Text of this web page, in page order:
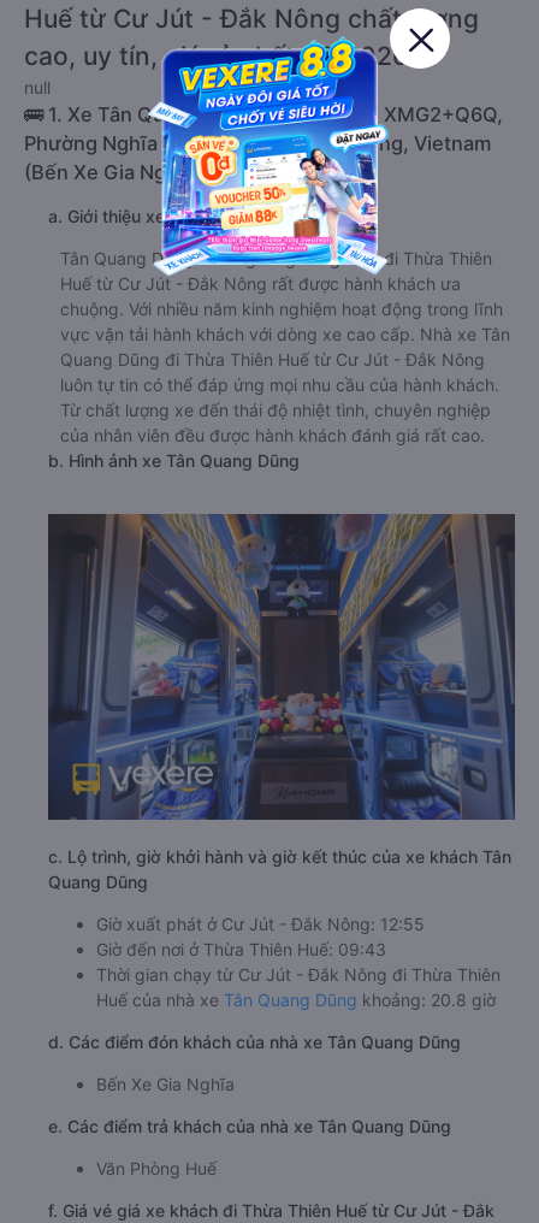
Huế từ Cư Jút - Đắk Nông chất lượng
cao, uy tín, giá rẻ nhất 08/2026
null
🚌 1. Xe Tân Quang Dũng khởi hành tại XMG2+Q6Q,
Phường Nghĩa Phú, Gia Nghĩa, Đắk Nông, Vietnam
(Bến Xe Gia Nghĩa)
a. Giới thiệu xe Tân Quang Dũng
Tân Quang Dũng là hãng xe giường nằm đi Thừa Thiên
Huế từ Cư Jút - Đắk Nông rất được hành khách ưa
chuộng. Với nhiều năm kinh nghiệm hoạt động trong lĩnh
vực vận tải hành khách với dòng xe cao cấp. Nhà xe Tân
Quang Dũng đi Thừa Thiên Huế từ Cư Jút - Đắk Nông
luôn tự tin có thể đáp ứng mọi nhu cầu của hành khách.
Từ chất lượng xe đến thái độ nhiệt tình, chuyên nghiệp
của nhân viên đều được hành khách đánh giá rất cao.
b. Hình ảnh xe Tân Quang Dũng
c. Lộ trình, giờ khởi hành và giờ kết thúc của xe khách Tân
Quang Dũng
Giờ xuất phát ở Cư Jút - Đắk Nông: 12:55
Giờ đến nơi ở Thừa Thiên Huế: 09:43
Thời gian chạy từ Cư Jút - Đắk Nông đi Thừa Thiên
Huế của nhà xe Tân Quang Dũng khoảng: 20.8 giờ
d. Các điểm đón khách của nhà xe Tân Quang Dũng
Bến Xe Gia Nghĩa
e. Các điểm trả khách của nhà xe Tân Quang Dũng
Văn Phòng Huế
f. Giá vé giá xe khách đi Thừa Thiên Huế từ Cư Jút - Đắk